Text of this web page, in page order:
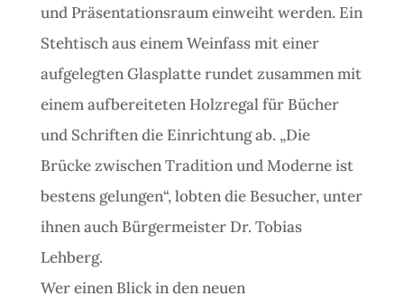
und Präsentationsraum einweiht werden. Ein
Stehtisch aus einem Weinfass mit einer
aufgelegten Glasplatte rundet zusammen mit
einem aufbereiteten Holzregal für Bücher
und Schriften die Einrichtung ab. „Die
Brücke zwischen Tradition und Moderne ist
bestens gelungen“, lobten die Besucher, unter
ihnen auch Bürgermeister Dr. Tobias
Lehberg.
Wer einen Blick in den neuen